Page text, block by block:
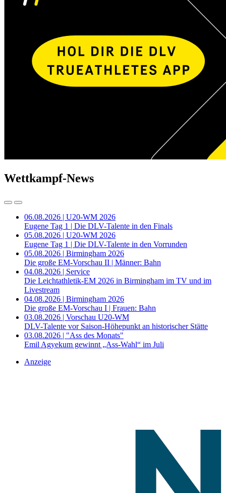
Wettkampf-News
06.08.2026 | U20-WM 2026
Eugene Tag 1 | Die DLV-Talente in den Finals
05.08.2026 | U20-WM 2026
Eugene Tag 1 | Die DLV-Talente in den Vorrunden
05.08.2026 | Birmingham 2026
Die große EM-Vorschau II | Männer: Bahn
04.08.2026 | Service
Die Leichtathletik-EM 2026 in Birmingham im TV und im
Livestream
04.08.2026 | Birmingham 2026
Die große EM-Vorschau I | Frauen: Bahn
03.08.2026 | Vorschau U20-WM
DLV-Talente vor Saison-Höhepunkt an historischer Stätte
03.08.2026 | "Ass des Monats"
Emil Agyekum gewinnt „Ass-Wahl“ im Juli
Anzeige